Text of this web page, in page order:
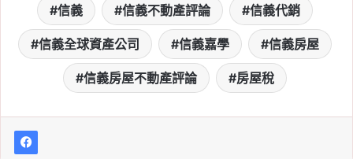
2026-06-28
央行未鬆綁房市管制，信
義代銷：政策風險高峰已
過、預售市場曙光漸現！
信義全球資產公司, 信義嘉學, 信義房屋 ,
信義 信義不動產評論 信義代銷
信義全球資產公司 信義嘉學 信義房屋
信義房屋不動產評論 房屋稅